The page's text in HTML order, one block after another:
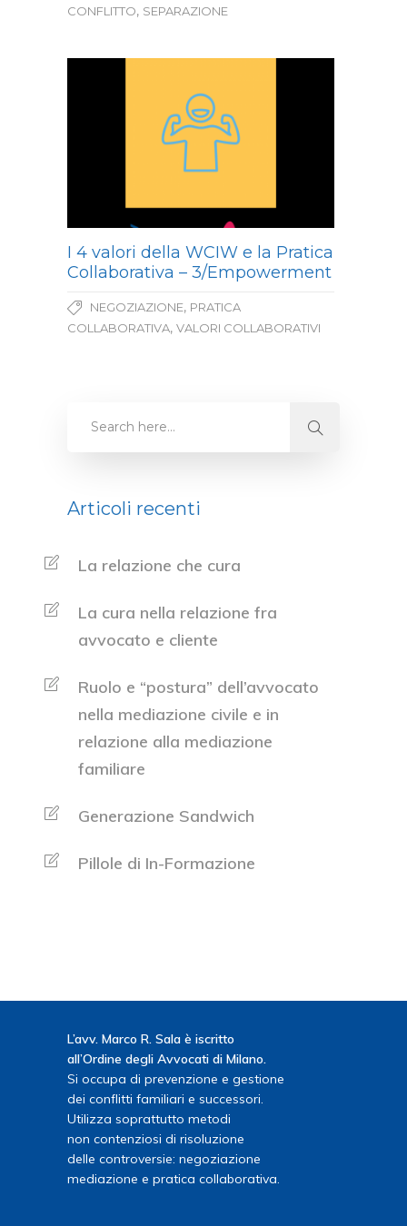
CONFLITTO, SEPARAZIONE
I 4 valori della WCIW e la Pratica
Collaborativa – 3/Empowerment
NEGOZIAZIONE, PRATICA
COLLABORATIVA, VALORI COLLABORATIVI
Articoli recenti
La relazione che cura
La cura nella relazione fra
avvocato e cliente
Ruolo e “postura” dell’avvocato
nella mediazione civile e in
relazione alla mediazione
familiare
Generazione Sandwich
Pillole di In-Formazione
L’avv. Marco R. Sala è iscritto
all’Ordine degli Avvocati di Milano.
Si occupa di prevenzione e gestione
dei conflitti familiari e successori.
Utilizza soprattutto metodi
non contenziosi di risoluzione
delle controversie: negoziazione
mediazione e pratica collaborativa.